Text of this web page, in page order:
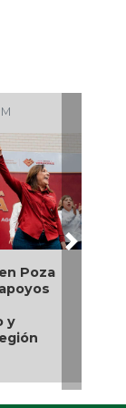
Descarta
Next